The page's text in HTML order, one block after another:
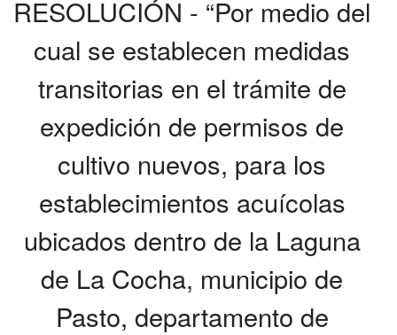
RESOLUCIÓN - “Por medio del
cual se establecen medidas
transitorias en el trámite de
expedición de permisos de
cultivo nuevos, para los
establecimientos acuícolas
ubicados dentro de la Laguna
de La Cocha, municipio de
Pasto, departamento de